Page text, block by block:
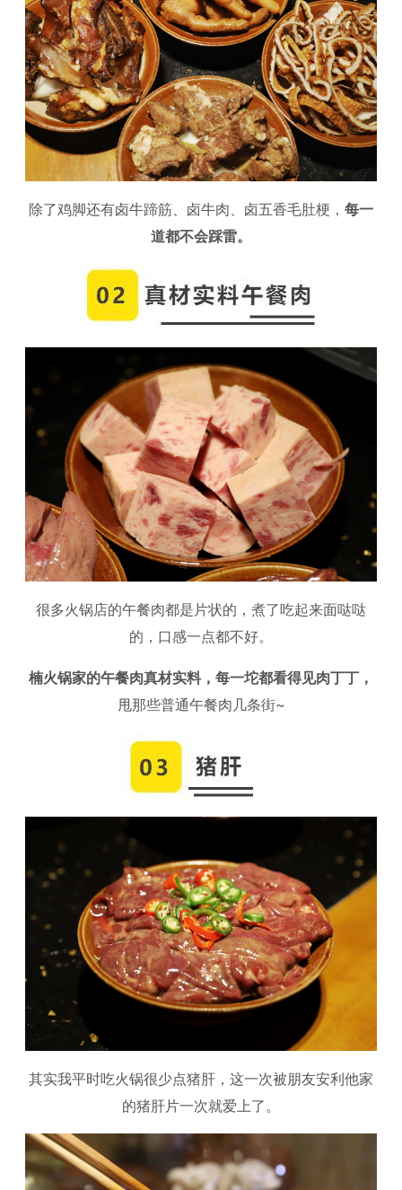
除了鸡脚还有卤牛蹄筋、卤牛肉、卤五香毛肚梗， 每一
道都不会踩雷。
很多火锅店的午餐肉都是片状的，煮了吃起来面哒哒
的，口感一点都不好。
楠火锅家的午餐肉真材实料，每一坨都看得见肉丁丁，
甩那些普通午餐肉几条街~
其实我平时吃火锅很少点猪肝，这一次被朋友安利他家
的猪肝片一次就爱上了。​